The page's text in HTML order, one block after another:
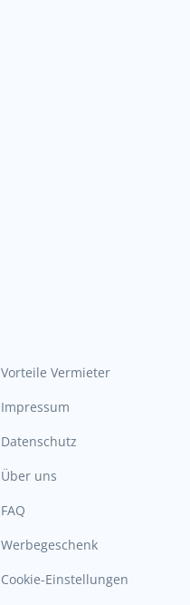
Vorteile Vermieter
Impressum
Datenschutz
Über uns
FAQ
Werbegeschenk
Cookie-Einstellungen